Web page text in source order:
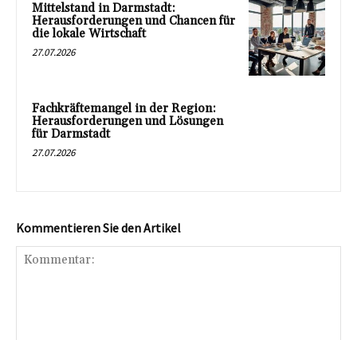
Mittelstand in Darmstadt:
Herausforderungen und Chancen für
die lokale Wirtschaft
27.07.2026
Fachkräftemangel in der Region:
Herausforderungen und Lösungen
für Darmstadt
27.07.2026
Kommentieren Sie den Artikel